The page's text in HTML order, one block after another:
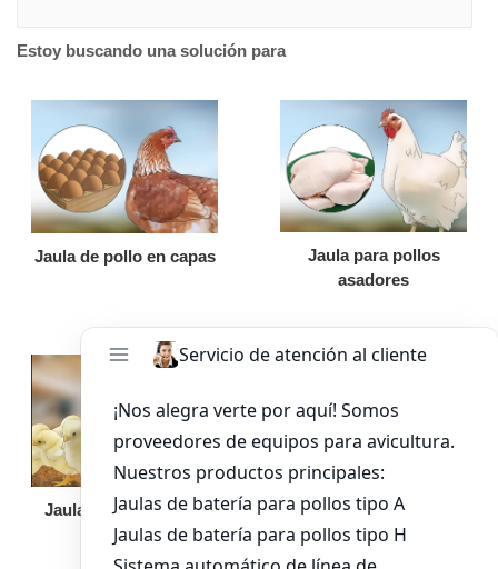
Estoy buscando una solución para
Jaula de pollo en capas
Jaula para pollos
asadores
Jaula de pollo pollita
Bandeja de
alimentación para
pollos de engorde